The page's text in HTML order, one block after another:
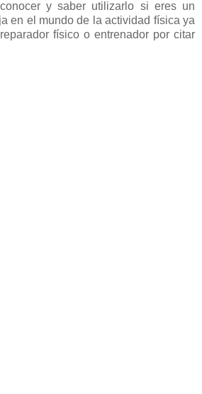
y saber utilizarlo si eres un
en el mundo de la actividad física ya
físico o entrenador por citar